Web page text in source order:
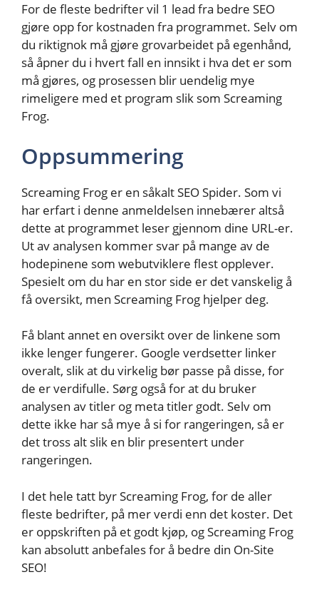
For de fleste bedrifter vil 1 lead fra bedre SEO
gjøre opp for kostnaden fra programmet. Selv om
du riktignok må gjøre grovarbeidet på egenhånd,
så åpner du i hvert fall en innsikt i hva det er som
må gjøres, og prosessen blir uendelig mye
rimeligere med et program slik som Screaming
Frog.
Oppsummering
Screaming Frog er en såkalt SEO Spider. Som vi
har erfart i denne anmeldelsen innebærer altså
dette at programmet leser gjennom dine URL-er.
Ut av analysen kommer svar på mange av de
hodepinene som webutviklere flest opplever.
Spesielt om du har en stor side er det vanskelig å
få oversikt, men Screaming Frog hjelper deg.
Få blant annet en oversikt over de linkene som
ikke lenger fungerer. Google verdsetter linker
overalt, slik at du virkelig bør passe på disse, for
de er verdifulle. Sørg også for at du bruker
analysen av titler og meta titler godt. Selv om
dette ikke har så mye å si for rangeringen, så er
det tross alt slik en blir presentert under
rangeringen.
I det hele tatt byr Screaming Frog, for de aller
fleste bedrifter, på mer verdi enn det koster. Det
er oppskriften på et godt kjøp, og Screaming Frog
kan absolutt anbefales for å bedre din On-Site
SEO!